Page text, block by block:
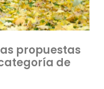
propuestas
de